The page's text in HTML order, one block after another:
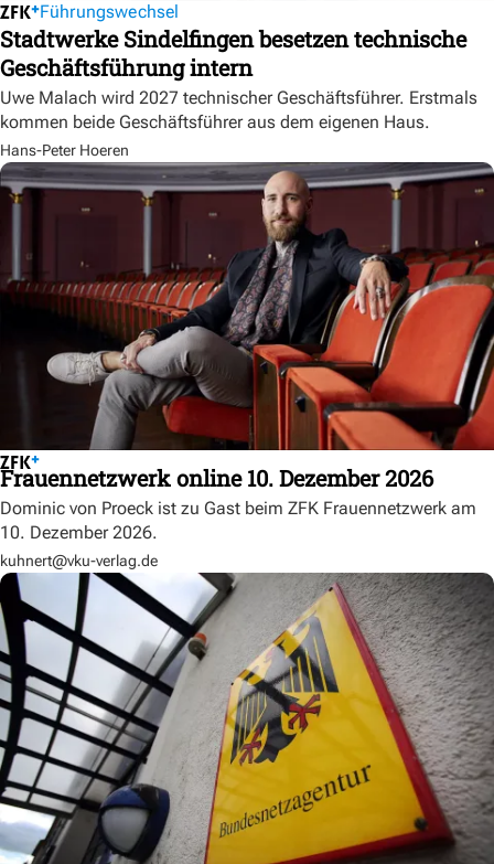
Führungswechsel
Stadtwerke Sindelfingen besetzen technische
Geschäftsführung intern
Uwe Malach wird 2027 technischer Geschäftsführer. Erstmals
kommen beide Geschäftsführer aus dem eigenen Haus.
Hans-Peter Hoeren
Frauennetzwerk online 10. Dezember 2026
Dominic von Proeck ist zu Gast beim ZFK Frauennetzwerk am
10. Dezember 2026.
kuhnert@vku-verlag.de